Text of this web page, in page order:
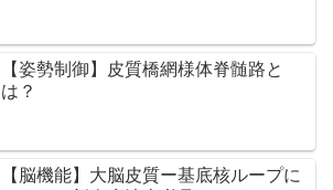
【姿勢制御】皮質橋網様体脊髄路と
は？
【脳機能】大脳皮質ー基底核ループに